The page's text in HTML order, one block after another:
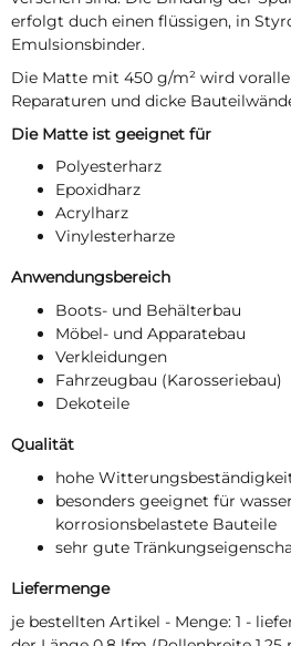
erfolgt duch einen flüssigen, in
Emulsionsbinder.
Die Matte mit 450 g/m² wird
Reparaturen und dicke
Die Matte ist geeignet für
Polyesterharz
Epoxidharz
Acrylharz
Vinylesterharze
Anwendungsbereich
Boots- und Behälterbau
Möbel- und Apparatebau
Verkleidungen
Fahrzeugbau (Karosseriebau)
Dekoteile
Qualität
hohe
besonders geeignet für
korrosionsbelastete Bauteile
sehr gute
Liefermenge
je bestellten Artikel - Menge: 1 -